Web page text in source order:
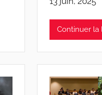
Continuer la